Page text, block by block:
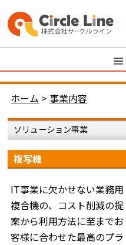
ホーム > 事業内容
ソリューション事業
複写機
IT事業に欠かせない業務用
複合機の、コスト削減の提
案から利用方法に至までお
客様に合わせた最高のプラ